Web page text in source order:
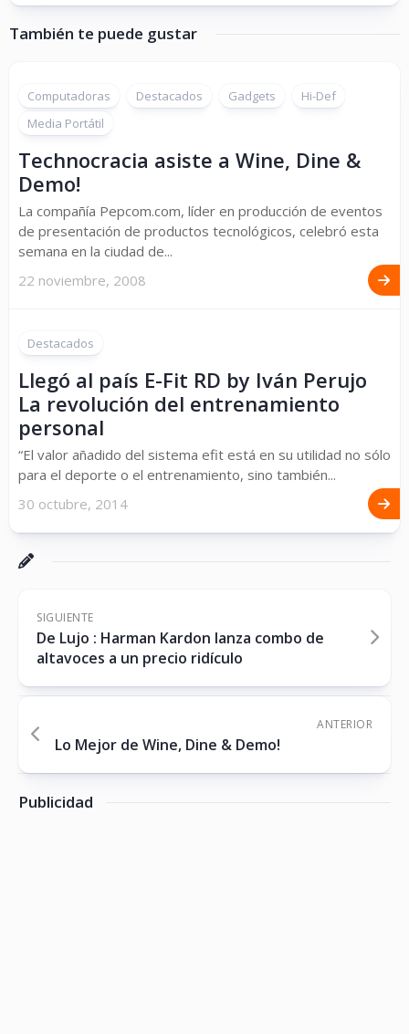
También te puede gustar
Computadoras Destacados Gadgets
Hi-Def
Media Portátil
Technocracia asiste a Wine, Dine &
Demo!
La compañía Pepcom.com, líder en producción de eventos
de presentación de productos tecnológicos, celebró esta
semana en la ciudad de...
22 noviembre, 2008
Destacados
Llegó al país E-Fit RD by Iván Perujo
La revolución del entrenamiento
personal
“El valor añadido del sistema efit está en su utilidad no sólo
para el deporte o el entrenamiento, sino también...
30 octubre, 2014
SIGUIENTE
De Lujo : Harman Kardon lanza combo de
altavoces a un precio ridículo
ANTERIOR
Lo Mejor de Wine, Dine & Demo!
Publicidad